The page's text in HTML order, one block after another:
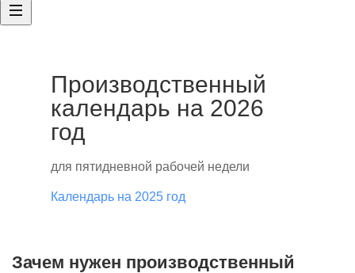
Производственный
календарь на 2026
год
для пятидневной рабочей недели
Календарь на 2025 год
Зачем нужен производственный